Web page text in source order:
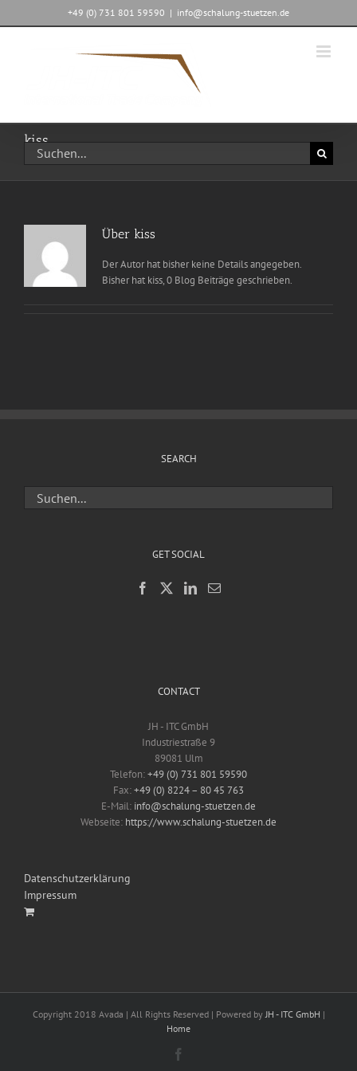
Inhalt
+49 (0) 731 801 59590 | info@schalung-stuetzen.de
kiss
Suche
nach:
Über kiss
Der Autor hat bisher keine Details angegeben.
Bisher hat kiss, 0 Blog Beiträge geschrieben.
SEARCH
GET SOCIAL
CONTACT
JH - ITC GmbH
Industriestraße 9
89081 Ulm
Telefon:+49 (0) 731 801 59590
Fax:+49 (0) 8224 – 80 45 763
E-Mail: info@schalung-stuetzen.de
Webseite: https://www.schalung-stuetzen.de
Datenschutzerklärung
Impressum
Copyright 2018 Avada | All Rights Reserved | Powered byJH - ITC GmbH |
Home